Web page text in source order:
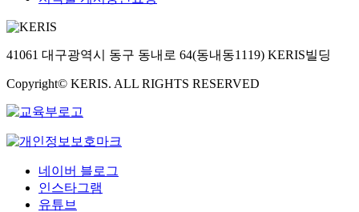
41061 대구광역시 동구 동내로 64(동내동1119) KERIS빌딩
Copyright© KERIS. ALL RIGHTS RESERVED
네이버 블로그
인스타그램
유튜브